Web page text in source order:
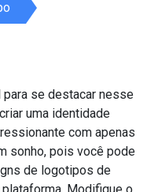
se destacar nesse
uma identidade
com apenas
sonho, pois você pode
de logotipos de